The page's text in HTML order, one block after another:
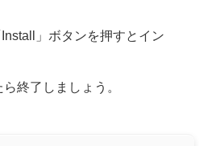
」ボタンを押すとイン
終了しましょう。